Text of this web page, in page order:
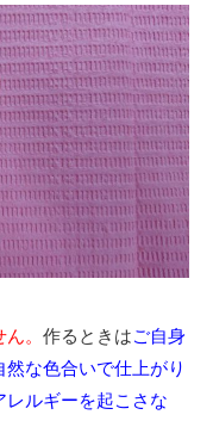
。 作るときはご自身
な色合いで仕上がり
レルギーを起こさな